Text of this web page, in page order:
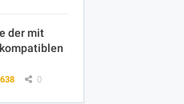
der mit
638 0